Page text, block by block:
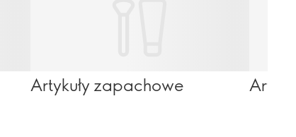
Artykuły zapachowe